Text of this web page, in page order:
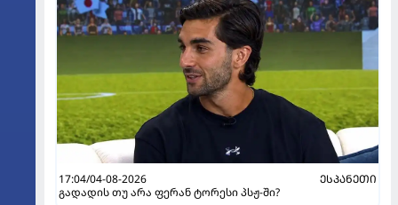
17:04/04-08-2026
ᲔᲡᲞᲐᲜᲔᲗᲘ
გადადის თუ არა ფერან ტორესი პსჟ-ში?